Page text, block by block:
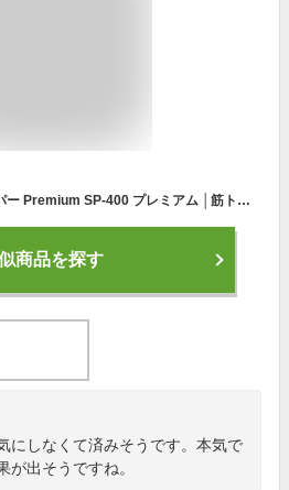
ステッパー ツイストステッパー Premium SP-400 プレミアム │筋トレ 有酸素運動 静音 体幹 ひねり くびれ ウエスト ダイエット 器具 健康器具 フィットネス トレーニング コア ステップ台 お腹 ダイエット 室内 運動器具 脂肪燃焼 宅トレ エクササイズ
商品を探す
にしなくて済みそうです。本気で
が出そうですね。